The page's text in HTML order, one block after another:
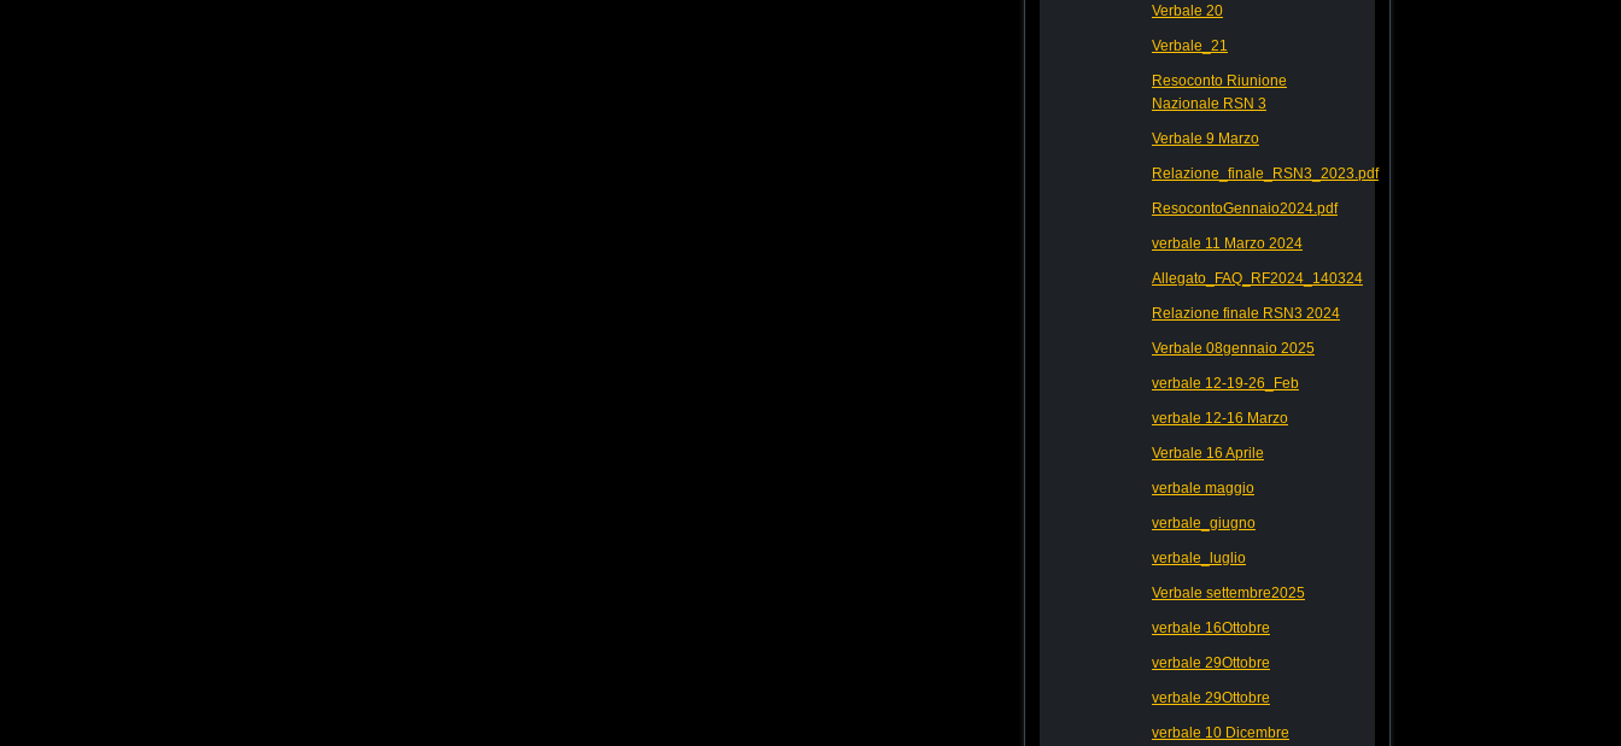
Verbale 20
Verbale_21
Resoconto Riunione
Nazionale RSN 3
Verbale 9 Marzo
Relazione_finale_RSN3_2023.pdf
ResocontoGennaio2024.pdf
verbale 11 Marzo 2024
Allegato_FAQ_RF2024_140324
Relazione finale RSN3 2024
Verbale 08gennaio 2025
verbale 12-19-26_Feb
verbale 12-16 Marzo
Verbale 16 Aprile
verbale maggio
verbale_giugno
verbale_luglio
Verbale settembre2025
verbale 16Ottobre
verbale 29Ottobre
verbale 29Ottobre
verbale 10 Dicembre